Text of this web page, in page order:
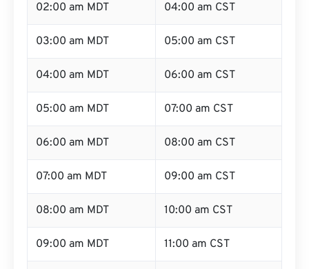
02:00 am MDT 04:00 am CST
03:00 am MDT 05:00 am CST
04:00 am MDT 06:00 am CST
05:00 am MDT 07:00 am CST
06:00 am MDT 08:00 am CST
07:00 am MDT 09:00 am CST
08:00 am MDT 10:00 am CST
09:00 am MDT 11:00 am CST